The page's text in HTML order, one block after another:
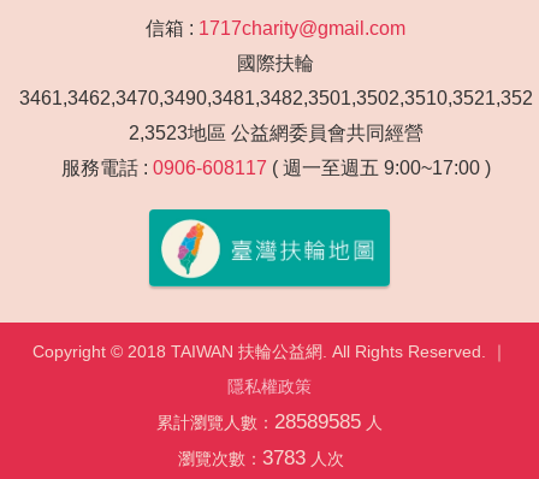
信箱 : 1717charity@gmail.com
國際扶輪
3461,3462,3470,3490,3481,3482,3501,3502,3510,3521,352
2,3523地區 公益網委員會共同經營
服務電話 : 0906-608117 ( 週一至週五 9:00~17:00 )
Copyright © 2018 TAIWAN 扶輪公益網. All Rights Reserved. ｜
隱私權政策
累計瀏覽人數： 28589585 人
瀏覽次數： 3783 人次